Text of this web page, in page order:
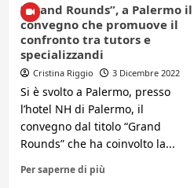
“Grand Rounds”, a Palermo il
convegno che promuove il
confronto tra tutors e
specializzandi
Cristina Riggio 3 Dicembre 2022
Si è svolto a Palermo, presso
l’hotel NH di Palermo, il
convegno dal titolo “Grand
Rounds” che ha coinvolto la...
Per saperne di più